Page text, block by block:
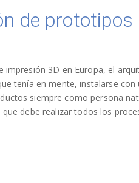
de
impresión 3D en Europa, el
tenía en mente, instalarse
siempre como persona
debe realizar todos los